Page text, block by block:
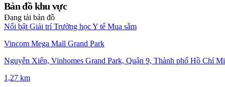
Bản đồ khu vực
Đang tải bản đồ
Nổi bật Giải trí Trường họcY tế Mua sắm
Vincom Mega Mall Grand Park
Nguyễn Xiển, Vinhomes Grand Park, Quận 9, Thành phố Hồ Chí
1,27 km